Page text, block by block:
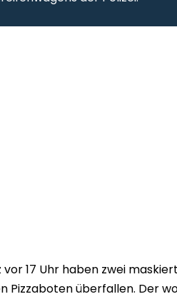
17 Uhr haben zwei
Pizzaboten überfallen. Der